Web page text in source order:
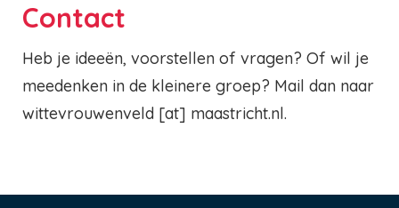
Contact
Heb je ideeën, voorstellen of vragen? Of wil je
meedenken in de kleinere groep? Mail dan naar
wittevrouwenveld [at] maastricht.nl.